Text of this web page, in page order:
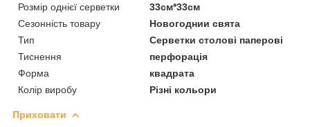
Розмір однієї серветки
33см*33см
Сезонність товару
Новогоднии свята
Тип
Серветки столові паперові
Тиснення
перфорація
Форма
квадрата
Колір виробу
Різні кольори
Приховати